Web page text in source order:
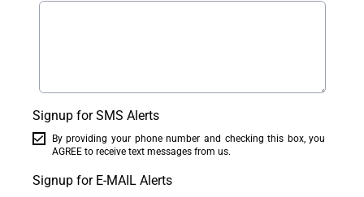
Signup for SMS Alerts
By providing your phone number and checking this box, you
AGREE to receive text messages from us.
Signup for E-MAIL Alerts